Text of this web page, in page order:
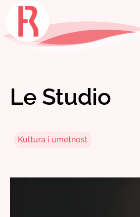
Le Studio
Kultura i umetnost